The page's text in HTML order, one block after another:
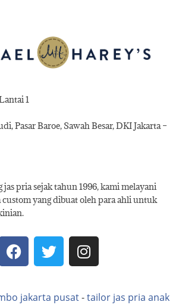
1
Pasar Baroe, Sawah Besar, DKI Jakarta –
pria sejak tahun 1996, kami melayani
custom yang dibuat oleh para ahli untuk
jakarta pusat-tailor jas pria anak